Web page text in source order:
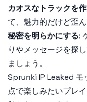
カオスなトラックを
て、魅力的だけど歪
秘密を明らかにする:
りやメッセージを探
ましょう。
Sprunki IP Leaked モ
点で楽しみたいプレ